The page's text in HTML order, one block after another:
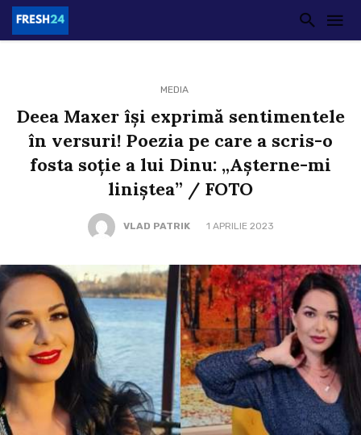
MEDIA
Deea Maxer își exprimă sentimentele
în versuri! Poezia pe care a scris-o
fosta soție a lui Dinu: „Așterne-mi
liniștea” / FOTO
VLAD PATRIK 1 APRILIE 2023